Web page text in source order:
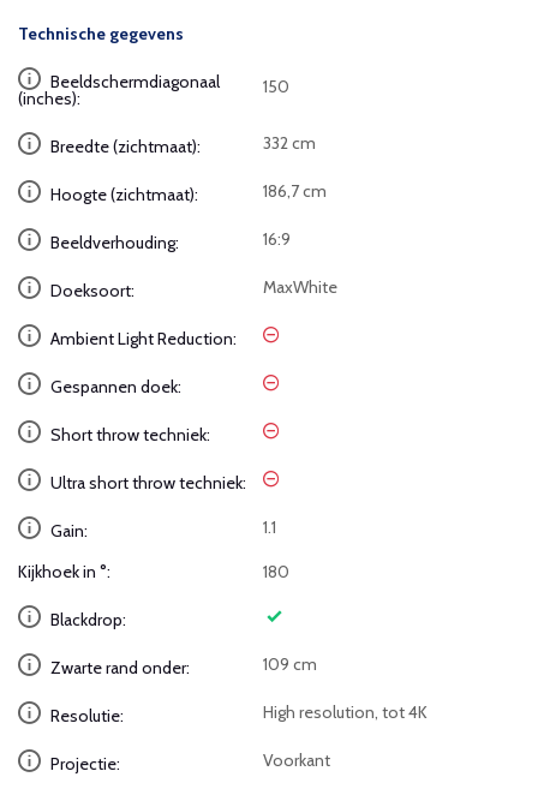
Technische gegevens
Beeldschermdiagonaal
(inches):
150
Breedte (zichtmaat): 332 cm
Hoogte (zichtmaat): 186,7 cm
Beeldverhouding: 16:9
Doeksoort: MaxWhite
Ambient Light Reduction:
Gespannen doek:
Short throw techniek:
Ultra short throw techniek:
Gain: 1.1
Kijkhoek in °: 180
Blackdrop:
Zwarte rand onder: 109 cm
Resolutie: High resolution, tot 4K
Projectie: Voorkant